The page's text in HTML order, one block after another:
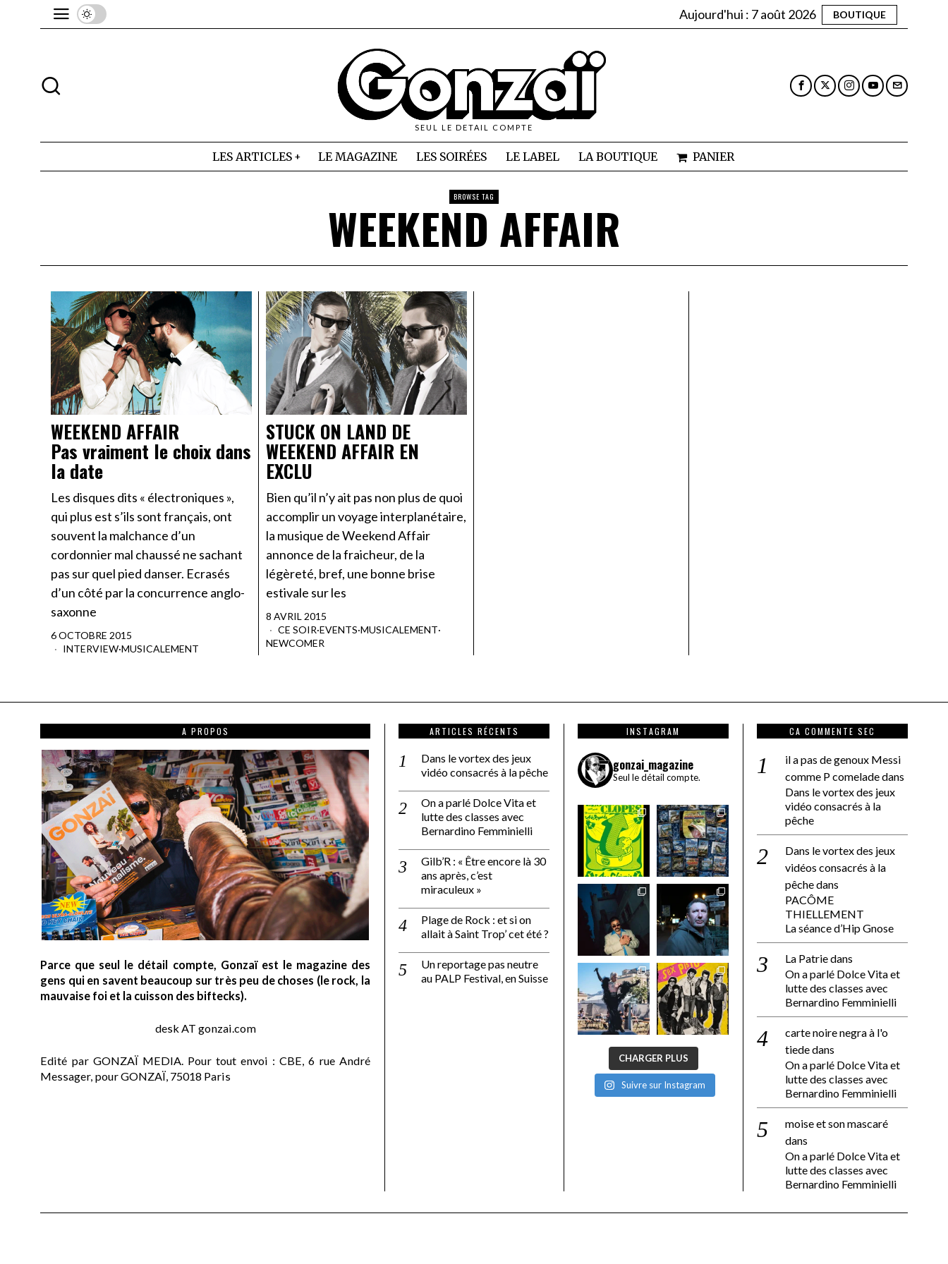
Aujourd'hui : 7 août 2026 BOUTIQUE
SEUL LE DETAIL COMPTE
LES ARTICLES LE MAGAZINE LES SOIRÉES LE LABEL LA BOUTIQUE PANIER
BROWSE TAG
WEEKEND AFFAIR
WEEKEND AFFAIR
Pas vraiment le choix dans
la date
Les disques dits « électroniques »,
qui plus est s’ils sont français, ont
souvent la malchance d’un
cordonnier mal chaussé ne sachant
pas sur quel pied danser. Ecrasés
d’un côté par la concurrence anglo-
saxonne
6 OCTOBRE 2015
INTERVIEW·MUSICALEMENT
STUCK ON LAND DE
WEEKEND AFFAIR EN
EXCLU
Bien qu’il n’y ait pas non plus de quoi
accomplir un voyage interplanétaire,
la musique de Weekend Affair
annonce de la fraicheur, de la
légèreté, bref, une bonne brise
estivale sur les
8 AVRIL 2015
CE SOIR·EVENTS·MUSICALEMENT·
NEWCOMER
A PROPOS
Parce que seul le détail compte, Gonzaï est le magazine des
gens qui en savent beaucoup sur très peu de choses (le rock, la
mauvaise foi et la cuisson des biftecks).
desk AT gonzai.com
Edité par GONZAÏ MEDIA. Pour tout envoi : CBE, 6 rue André
Messager, pour GONZAÏ, 75018 Paris
ARTICLES RÉCENTS
Dans le vortex des jeux
vidéo consacrés à la pêche
On a parlé Dolce Vita et
lutte des classes avec
Bernardino Femminielli
Gilb’R : « Être encore là 30
ans après, c’est
miraculeux »
Plage de Rock : et si on
allait à Saint Trop’ cet été ?
Un reportage pas neutre
au PALP Festival, en Suisse
INSTAGRAM
gonzai_magazine
Seul le détail compte.
CHARGER PLUS
Suivre sur Instagram
CA COMMENTE SEC
il a pas de genoux Messi
comme P comeladedans
Dans le vortex des jeux
vidéo consacrés à la
pêche
Dans le vortex des jeux
vidéos consacrés à la
pêchedans
PACÔME
THIELLEMENT
La séance d’Hip Gnose
La Patriedans
On a parlé Dolce Vita et
lutte des classes avec
Bernardino Femminielli
carte noire negra à l'o
tiededans
On a parlé Dolce Vita et
lutte des classes avec
Bernardino Femminielli
moise et son mascaré
dans
On a parlé Dolce Vita et
lutte des classes avec
Bernardino Femminielli